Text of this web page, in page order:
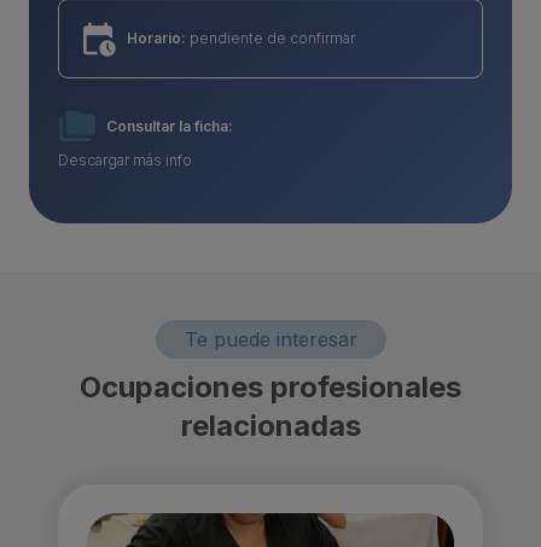
Horario: pendiente de confirmar
Consultar la ficha:
Descargar más info
Te puede interesar
Ocupaciones profesionales
relacionadas